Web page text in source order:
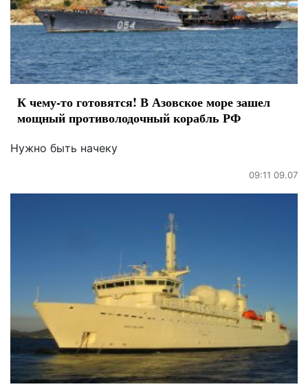
К чему-то готовятся! В Азовское море зашел
мощный противолодочный корабль РФ
Нужно быть начеку
09:11 09.07